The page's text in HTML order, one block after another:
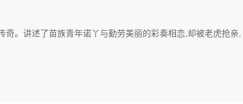
奇。讲述了苗族青年诺丫与勤劳美丽的彩奏相恋,却被老虎抢亲,